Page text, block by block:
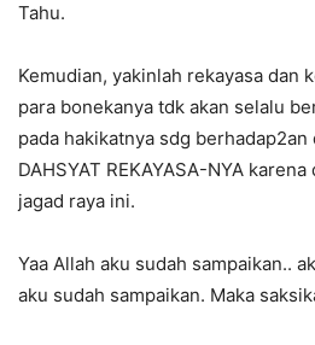
Tahu.
Kemudian, yakinlah rekayasa dan
para bonekanya tdk akan selalu
pada hakikatnya sdg berhadap2an
DAHSYAT REKAYASA-NYA
jagad raya ini.
Yaa Allah aku sudah sampaikan..
aku sudah sampaikan. Maka